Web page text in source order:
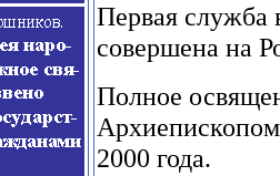
Первая служба
совершена на
Полное
2000 года.